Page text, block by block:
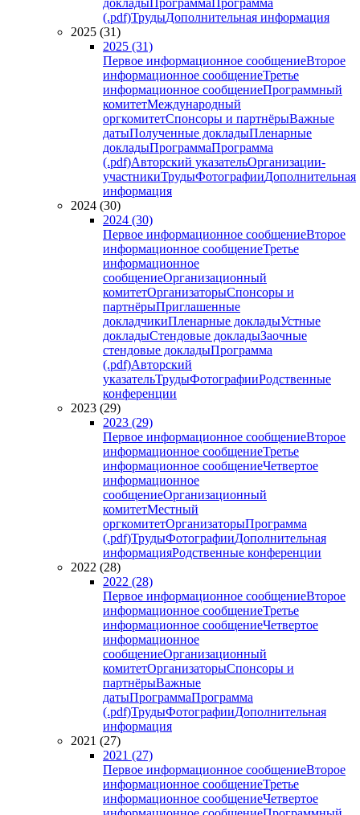
докладыПрограммаПрограмма
(.pdf)ТрудыДополнительная информация
2025 (31)
2025 (31)
Первое информационное сообщениеВторое
информационное сообщениеТретье
информационное сообщениеПрограммный
комитетМеждународный
оргкомитетСпонсоры и партнёрыВажные
датыПолученные докладыПленарные
докладыПрограммаПрограмма
(.pdf)Авторский указательОрганизации-
участникиТрудыФотографииДополнительная
информация
2024 (30)
2024 (30)
Первое информационное сообщениеВторое
информационное сообщениеТретье
информационное
сообщениеОрганизационный
комитетОрганизаторыСпонсоры и
партнёрыПриглашенные
докладчикиПленарные докладыУстные
докладыСтендовые докладыЗаочные
стендовые докладыПрограмма
(.pdf)Авторский
указательТрудыФотографииРодственные
конференции
2023 (29)
2023 (29)
Первое информационное сообщениеВторое
информационное сообщениеТретье
информационное сообщениеЧетвертое
информационное
сообщениеОрганизационный
комитетМестный
оргкомитетОрганизаторыПрограмма
(.pdf)ТрудыФотографииДополнительная
информацияРодственные конференции
2022 (28)
2022 (28)
Первое информационное сообщениеВторое
информационное сообщениеТретье
информационное сообщениеЧетвертое
информационное
сообщениеОрганизационный
комитетОрганизаторыСпонсоры и
партнёрыВажные
датыПрограммаПрограмма
(.pdf)ТрудыФотографииДополнительная
информация
2021 (27)
2021 (27)
Первое информационное сообщениеВторое
информационное сообщениеТретье
информационное сообщениеЧетвертое